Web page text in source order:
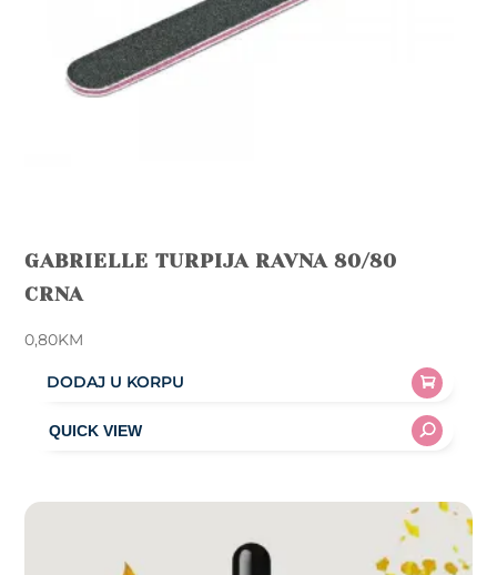
GABRIELLE TURPIJA RAVNA 80/80
CRNA
0,80KM
DODAJ U KORPU